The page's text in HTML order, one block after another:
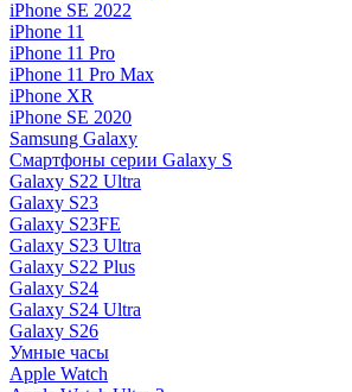
iPhone SE 2022
iPhone 11
iPhone 11 Pro
iPhone 11 Pro Max
iPhone XR
iPhone SE 2020
Samsung Galaxy
Смартфоны серии Galaxy S
Galaxy S22 Ultra
Galaxy S23
Galaxy S23FE
Galaxy S23 Ultra
Galaxy S22 Plus
Galaxy S24
Galaxy S24 Ultra
Galaxy S26
Умные часы
Apple Watch